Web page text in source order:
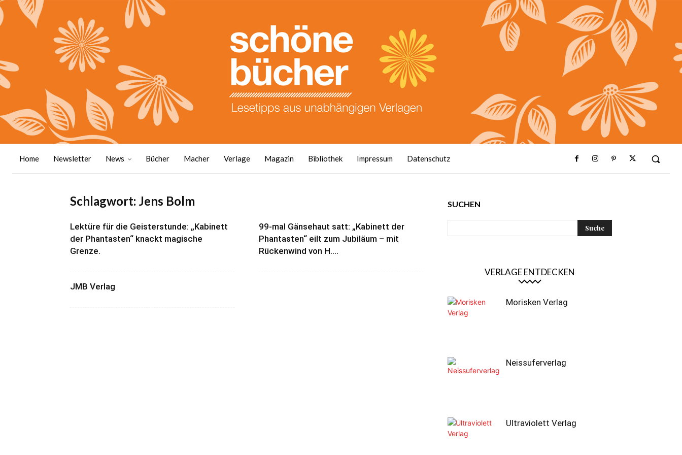
Home Newsletter News Bücher Macher Verlage Magazin Bibliothek Impressum Datenschutz
Schlagwort: Jens Bolm
Lektüre für die Geisterstunde: „Kabinett
der Phantasten“ knackt magische
Grenze.
99-mal Gänsehaut satt: „Kabinett der
Phantasten“ eilt zum Jubiläum – mit
Rückenwind von H....
JMB Verlag
SUCHEN
VERLAGE ENTDECKEN
Morisken Verlag
Neissuferverlag
Ultraviolett Verlag